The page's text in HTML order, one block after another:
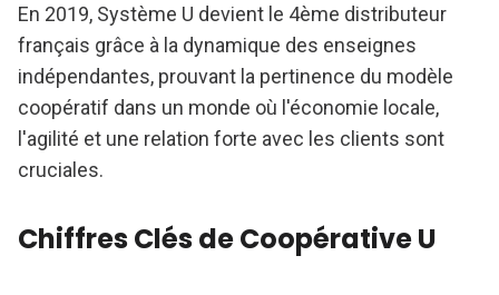
En 2019, Système U devient le 4ème distributeur
français grâce à la dynamique des enseignes
indépendantes, prouvant la pertinence du modèle
coopératif dans un monde où l'économie locale,
l'agilité et une relation forte avec les clients sont
cruciales.
Chiffres Clés de Coopérative U